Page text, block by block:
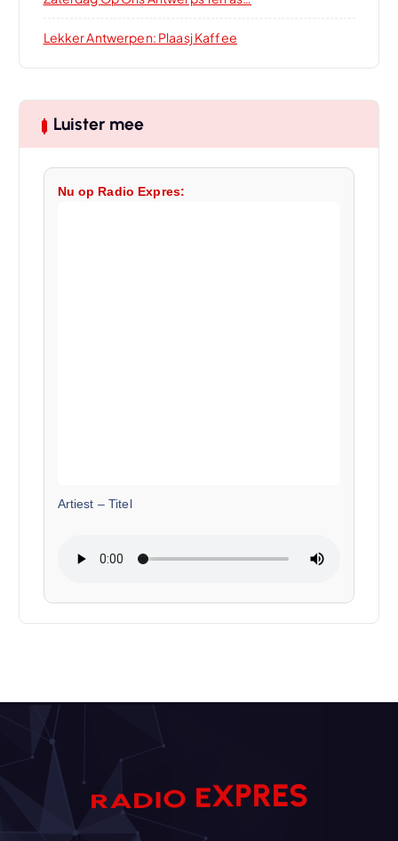
Lekker Antwerpen: Plaasj Kaffee
Luister mee
Nu op Radio Expres:
Artiest – Titel
R ADIO EXPRES